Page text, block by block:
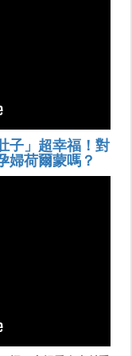
子」超幸福！對
婦荷爾蒙嗎？